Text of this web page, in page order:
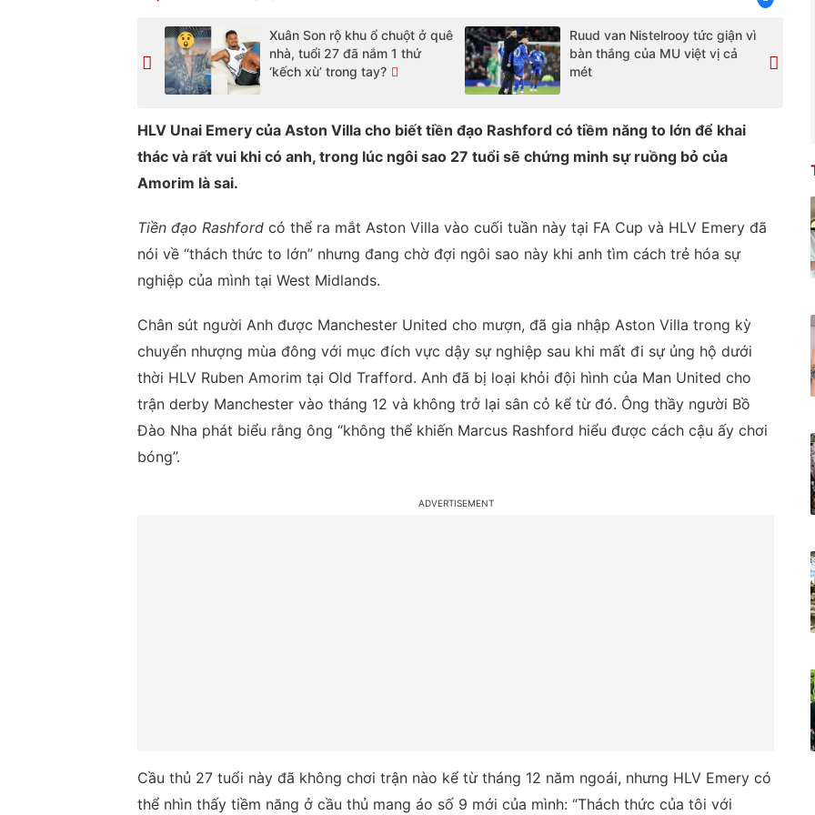
Xuân Son rộ khu ổ chuột ở quê
nhà, tuổi 27 đã nắm 1 thứ
‘kếch xù’ trong tay?
Ruud van Nistelrooy tức giận vì
bàn thắng của MU việt vị cả
mét
HLV Unai Emery của Aston Villa cho biết tiền đạo Rashford có tiềm năng to lớn để khai
thác và rất vui khi có anh, trong lúc ngôi sao 27 tuổi sẽ chứng minh sự ruồng bỏ của
Amorim là sai.
Tiền đạo Rashford có thể ra mắt Aston Villa vào cuối tuần này tại FA Cup và HLV Emery đã
nói về “thách thức to lớn” nhưng đang chờ đợi ngôi sao này khi anh tìm cách trẻ hóa sự
nghiệp của mình tại West Midlands.
Chân sút người Anh được Manchester United cho mượn, đã gia nhập Aston Villa trong kỳ
chuyển nhượng mùa đông với mục đích vực dậy sự nghiệp sau khi mất đi sự ủng hộ dưới
thời HLV Ruben Amorim tại Old Trafford. Anh đã bị loại khỏi đội hình của Man United cho
trận derby Manchester vào tháng 12 và không trở lại sân cỏ kể từ đó. Ông thầy người Bồ
Đào Nha phát biểu rằng ông “không thể khiến Marcus Rashford hiểu được cách cậu ấy chơi
bóng”.
Cầu thủ 27 tuổi này đã không chơi trận nào kể từ tháng 12 năm ngoái, nhưng HLV Emery có
thể nhìn thấy tiềm năng ở cầu thủ mang áo số 9 mới của mình: “Thách thức của tôi với